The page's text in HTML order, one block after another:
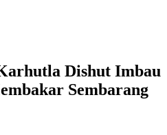
Dishut Imbau
Sembarang